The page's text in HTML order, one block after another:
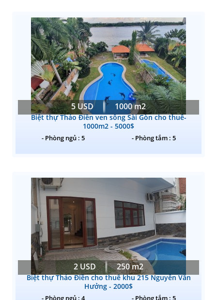
5 USD 1000 m2
Biệt thự Thảo Điền ven sông Sài Gòn cho thuê-
1000m2 - 5000$
- Phòng ngủ : 5 - Phòng tắm : 5
2 USD 250 m2
Biệt thự Thảo Điền cho thuê khu 215 Nguyễn Văn
Hưởng - 2000$
- Phòng ngủ : 4 - Phòng tắm : 5